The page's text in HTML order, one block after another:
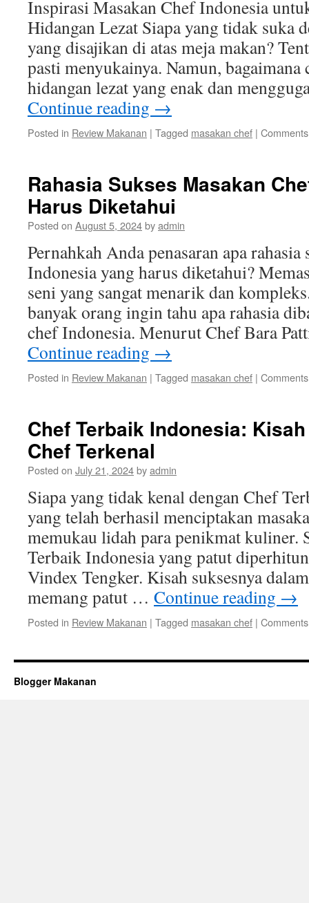
Inspirasi Masakan Chef Indonesia
Hidangan Lezat Siapa yang tidak suka
yang disajikan di atas meja makan?
pasti menyukainya. Namun, bagaimana
hidangan lezat yang enak dan
Continue reading →
Posted in Review Makanan | Tagged masakan chef |
Rahasia Sukses Masakan
Harus Diketahui
Posted on August 5, 2024byadmin
Pernahkah Anda penasaran apa rahasia
Indonesia yang harus diketahui?
seni yang sangat menarik dan
banyak orang ingin tahu apa rahasia
chef Indonesia. Menurut Chef Bara
Continue reading →
Posted in Review Makanan | Tagged masakan chef |
Chef Terbaik Indonesia:
Chef Terkenal
Posted on July 21, 2024byadmin
Siapa yang tidak kenal dengan Chef
yang telah berhasil menciptakan
memukau lidah para penikmat kuliner.
Terbaik Indonesia yang patut
Vindex Tengker. Kisah suksesnya
memang patut … Continue reading →
Posted in Review Makanan | Tagged masakan chef |
Blogger Makanan